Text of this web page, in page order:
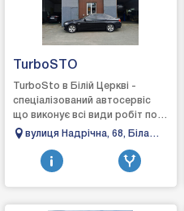
TurboSTO
TurboSto в Білій Церкві -
спеціалізований автосервіс
що виконує всі види робіт по
турбінах: зняття, діагностика,
виго...
вулиця Надрічна, 68, Біла
Церква, Київська обл., 09100